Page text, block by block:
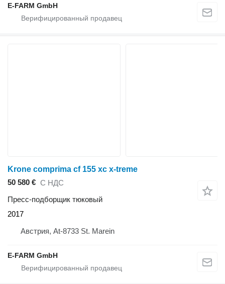
E-FARM GmbH
Krone comprima cf 155 xc x-treme
50 580 € С НДС
Пресс-подборщик тюковый
2017
Австрия, At-8733 St. Marein
E-FARM GmbH